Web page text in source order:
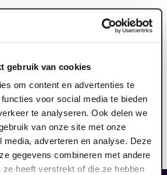
gebruik van cookies
om content en advertenties te
voor social media te bieden
te analyseren. Ook delen we
van onze site met onze
media, adverteren en analyse. Deze
gegevens combineren met andere
ze heeft verstrekt of die ze hebben
jouw gehoor en draag je een
ringleidingsysteem dient
over te dragen aan jouw
kun je nog meer genieten van de
jouw gratis ringleiding hier, je
e-ticket. Op vertoon van dit
aan de voorstelling de
de theaterkassa.